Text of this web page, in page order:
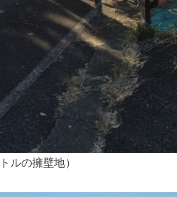
ルの擁壁地）